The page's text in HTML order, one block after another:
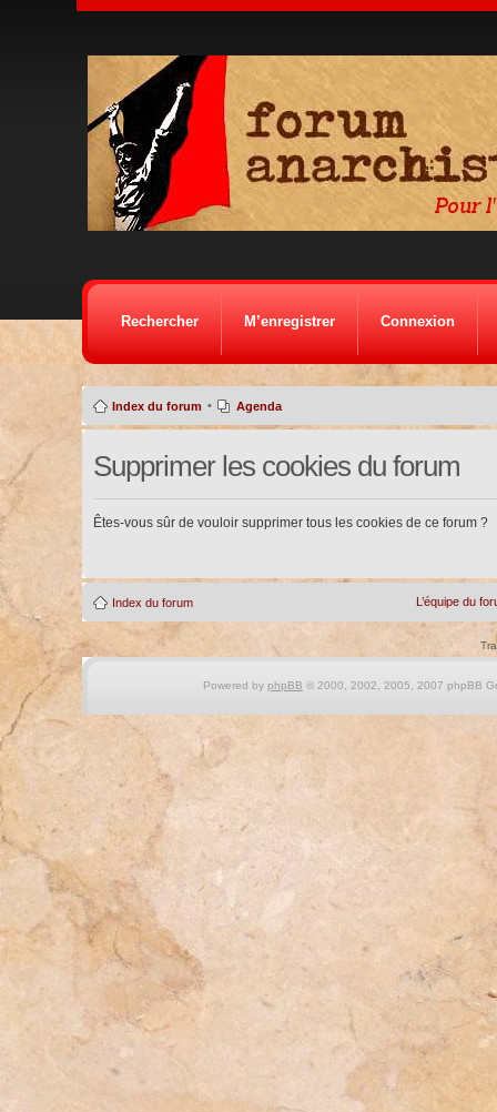
Rechercher M’enregistrer Connexion
Index du forum • Agenda
Supprimer les cookies du forum
Êtes-vous sûr de vouloir supprimer tous les cookies de ce forum ?
Index du forum L’équipe du
Powered by phpBB © 2000, 2002, 2005, 2007 phpBB